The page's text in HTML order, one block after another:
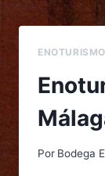
ENOTURISMO
Por Bodega